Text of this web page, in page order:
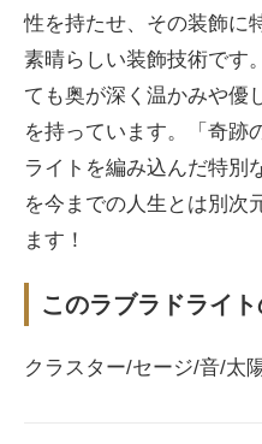
性を持たせ、その装飾に
素晴らしい装飾技術です
ても奥が深く温かみや優
を持っています。「奇跡
ライトを編み込んだ特別
を今までの人生とは別次
ます！
このラブラドライ
クラスター/セージ/音/太